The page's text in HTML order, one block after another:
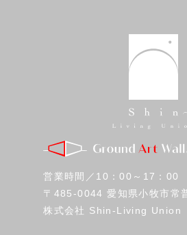
営業時間／10：00～17：00
〒485-0044 愛知県小牧市常
株式会社 Shin-Living Union